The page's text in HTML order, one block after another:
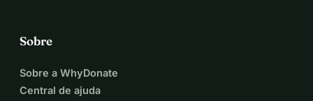
Sobre
Sobre a WhyDonate
Central de ajuda